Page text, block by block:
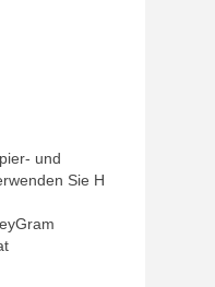
und
Sie H